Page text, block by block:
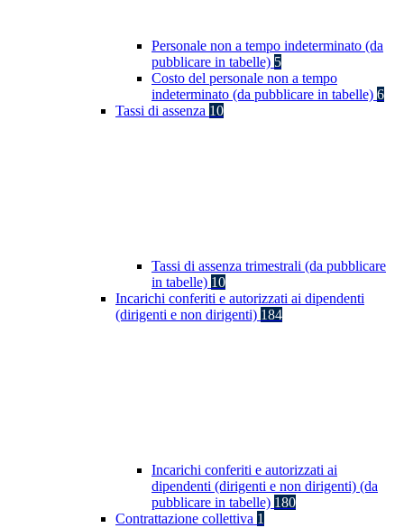
Personale non a tempo indeterminato (da
pubblicare in tabelle) 5
Costo del personale non a tempo
indeterminato (da pubblicare in tabelle) 6
Tassi di assenza 10
Tassi di assenza trimestrali (da pubblicare
in tabelle) 10
Incarichi conferiti e autorizzati ai dipendenti
(dirigenti e non dirigenti) 184
Incarichi conferiti e autorizzati ai
dipendenti (dirigenti e non dirigenti) (da
pubblicare in tabelle) 180
Contrattazione collettiva 1